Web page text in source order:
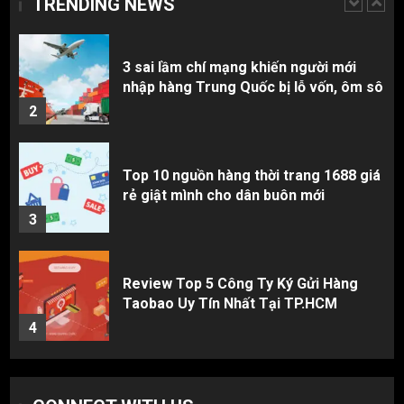
TRENDING NEWS
2
3 sai lầm chí mạng khiến người mới
nhập hàng Trung Quốc bị lỗ vốn, ôm sô
3
Top 10 nguồn hàng thời trang 1688 giá
rẻ giật mình cho dân buôn mới
4
Review Top 5 Công Ty Ký Gửi Hàng
Taobao Uy Tín Nhất Tại TP.HCM